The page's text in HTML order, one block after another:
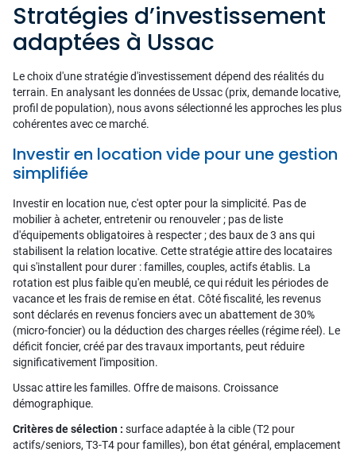
Stratégies d’investissement
adaptées à Ussac
Le choix d'une stratégie d'investissement dépend des réalités du
terrain. En analysant les données de Ussac (prix, demande locative,
profil de population), nous avons sélectionné les approches les plus
cohérentes avec ce marché.
Investir en location vide pour une gestion
simplifiée
Investir en location nue, c'est opter pour la simplicité. Pas de
mobilier à acheter, entretenir ou renouveler ; pas de liste
d'équipements obligatoires à respecter ; des baux de 3 ans qui
stabilisent la relation locative. Cette stratégie attire des locataires
qui s'installent pour durer : familles, couples, actifs établis. La
rotation est plus faible qu'en meublé, ce qui réduit les périodes de
vacance et les frais de remise en état. Côté fiscalité, les revenus
sont déclarés en revenus fonciers avec un abattement de 30%
(micro-foncier) ou la déduction des charges réelles (régime réel). Le
déficit foncier, créé par des travaux importants, peut réduire
significativement l'imposition.
Ussac attire les familles. Offre de maisons. Croissance
démographique.
Critères de sélection : surface adaptée à la cible (T2 pour
actifs/seniors, T3-T4 pour familles), bon état général, emplacement